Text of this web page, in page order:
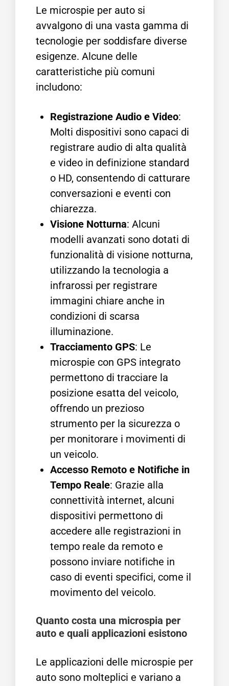
Le microspie per auto si
avvalgono di una vasta gamma di
tecnologie per soddisfare diverse
esigenze. Alcune delle
caratteristiche più comuni
includono:
Registrazione Audio e Video:
Molti dispositivi sono capaci di
registrare audio di alta qualità
e video in definizione standard
o HD, consentendo di catturare
conversazioni e eventi con
chiarezza.
Visione Notturna: Alcuni
modelli avanzati sono dotati di
funzionalità di visione notturna,
utilizzando la tecnologia a
infrarossi per registrare
immagini chiare anche in
condizioni di scarsa
illuminazione.
Tracciamento GPS: Le
microspie con GPS integrato
permettono di tracciare la
posizione esatta del veicolo,
offrendo un prezioso
strumento per la sicurezza o
per monitorare i movimenti di
un veicolo.
Accesso Remoto e Notifiche in
Tempo Reale: Grazie alla
connettività internet, alcuni
dispositivi permettono di
accedere alle registrazioni in
tempo reale da remoto e
possono inviare notifiche in
caso di eventi specifici, come il
movimento del veicolo.
Quanto costa una microspia per
auto e quali applicazioni esistono
Le applicazioni delle microspie per
auto sono molteplici e variano a